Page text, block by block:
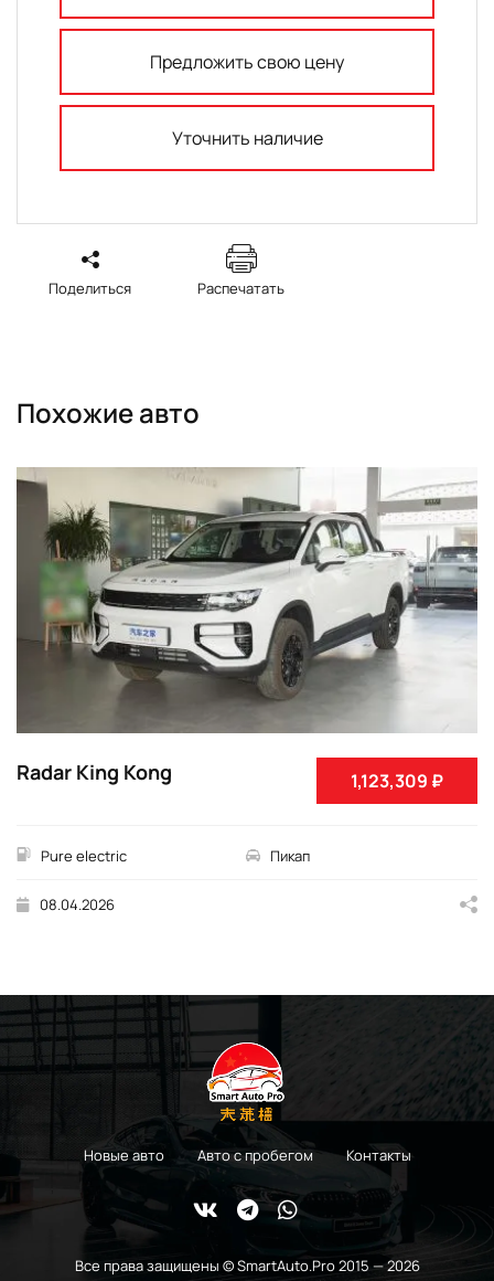
Предложить свою цену
Уточнить наличие
Поделиться Распечатать
Похожие авто
1,123,309 ₽
Radar King Kong
Pure electric Пикап
08.04.2026
Новые авто Авто с пробегом Контакты
Все права защищены © SmartAuto.Pro 2015 — 2026